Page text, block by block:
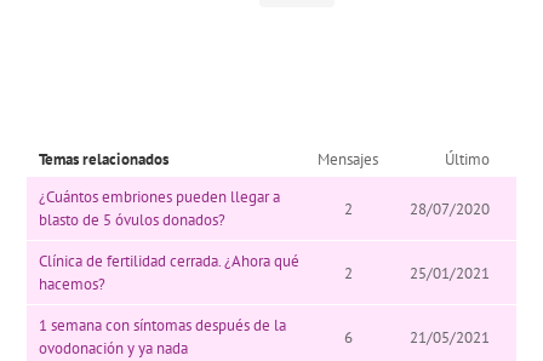
Temas relacionados Mensajes
Último
¿Cuántos embriones pueden llegar a
blasto de 5 óvulos donados?
2 28/07/2020
Clínica de fertilidad cerrada. ¿Ahora qué
hacemos?
2 25/01/2021
1 semana con síntomas después de la
ovodonación y ya nada
6 21/05/2021